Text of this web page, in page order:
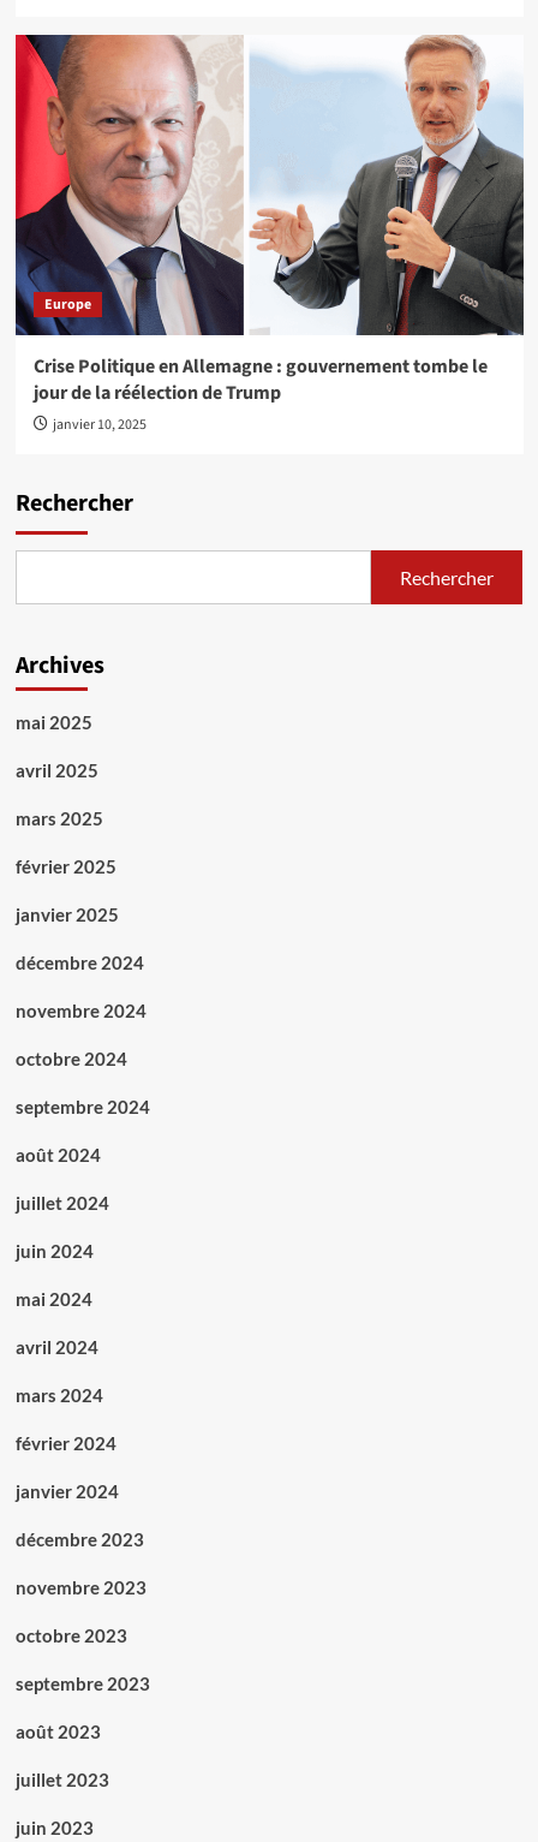
Europe
Crise Politique en Allemagne : gouvernement tombe le
jour de la réélection de Trump
janvier 10, 2025
Rechercher
Rechercher
Archives
mai 2025
avril 2025
mars 2025
février 2025
janvier 2025
décembre 2024
novembre 2024
octobre 2024
septembre 2024
août 2024
juillet 2024
juin 2024
mai 2024
avril 2024
mars 2024
février 2024
janvier 2024
décembre 2023
novembre 2023
octobre 2023
septembre 2023
août 2023
juillet 2023
juin 2023